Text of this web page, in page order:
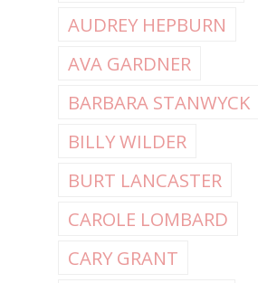
AUDREY HEPBURN
AVA GARDNER
BARBARA STANWYCK
BILLY WILDER
BURT LANCASTER
CAROLE LOMBARD
CARY GRANT